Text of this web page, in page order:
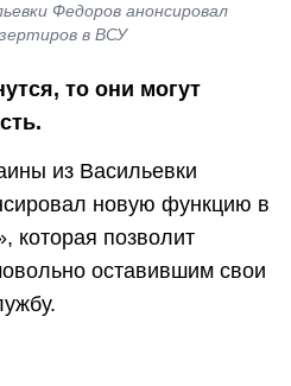
Федоров анонсировал
в ВСУ
то они могут
из Васильевки
новую функцию в
которая позволит
оставившим свои